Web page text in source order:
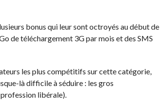
bonus qui leur sont octroyés au début de
de téléchargement 3G par mois et des SMS
les plus compétitifs sur cette catégorie,
là difficile à séduire : les gros
libérale).